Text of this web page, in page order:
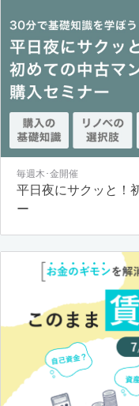
毎週木･金開催
平日夜にサクッと！
ー